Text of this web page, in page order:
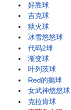
好胜球
吉克球
狱火球
冰雪悠悠球
代码2球
渐变球
叶列茨球
Red的抛球
女武神悠悠球
克拉肯球